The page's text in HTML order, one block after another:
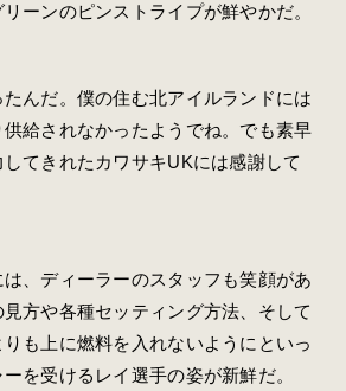
ーンのピンストライプが鮮やかだ。
たんだ。僕の住む北アイルランドには
給されなかったようでね。でも素早
てきれたカワサキUKには感謝して
、ディーラーのスタッフも笑顔があ
方や各種セッティング方法、そして
も上に燃料を入れないようにといっ
を受けるレイ選手の姿が新鮮だ。